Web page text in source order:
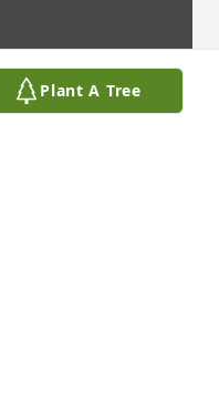
Plant A Tree